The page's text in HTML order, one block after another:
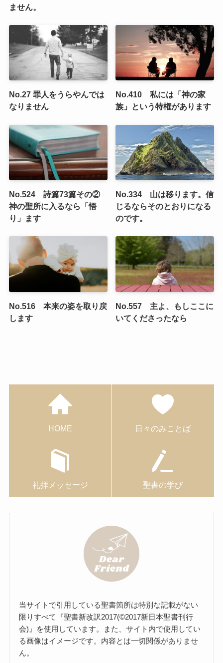
ません。
No.27 罪人をうらやんでは
なりません
No.410 私には「神の家
族」という特権があります
No.524 詩篇73篇その②
神の聖所に入るなら「悟
り」ます
No.334 山は移ります。信
じるならそのとおりになる
のです。
No.516 本来の姿を取り戻
します
No.557 主よ、もしここに
いてくださったなら
HOME 日々のみことば
礼拝メッセージ 聖書の学び
当サイトで引用している聖書箇所は特別な記載がない
限りすべて『聖書新改訳2017(©2017新日本聖書刊行
会)』を使用しています。また、サイト内で使用してい
る画像はイメージです。内容とは一切関係がありませ
ん。